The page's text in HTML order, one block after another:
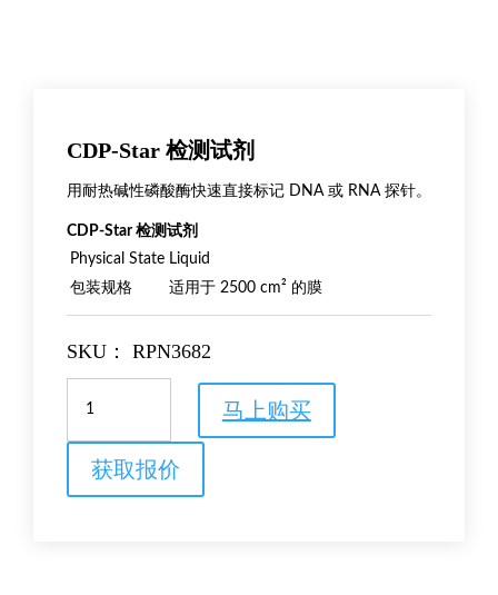
CDP-Star 检测试剂
用耐热碱性磷酸酶快速直接标记 DNA 或 RNA 探针。
CDP-Star 检测试剂
Physical State Liquid
包装规格
适用于 2500 cm² 的膜
SKU： RPN3682
Star
剂
马上购买
获取报价